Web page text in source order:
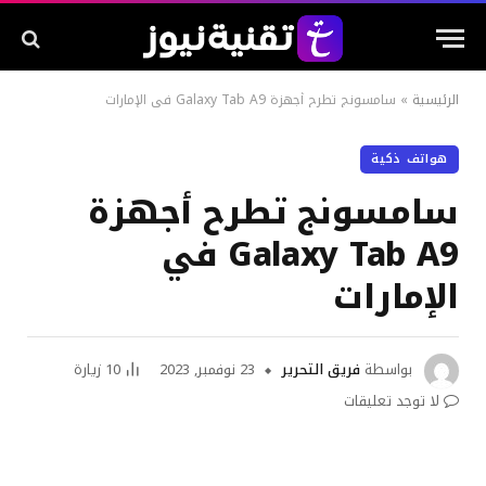
الرئيسية » سامسونج تطرح أجهزة Galaxy Tab A9 في الإمارات
هواتف ذكية
سامسونج تطرح أجهزة
Galaxy Tab A9 في
الإمارات
بواسطة فريق التحرير 23 نوفمبر, 2023 10 زيارة
لا توجد تعليقات